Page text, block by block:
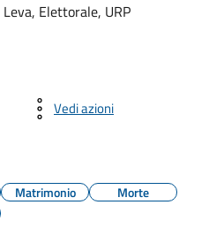
Elettorale, URP
Vedi azioni
Matrimonio
Morte